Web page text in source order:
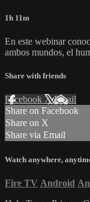
1h 11m
En este webinar
ambos mundos, el
Share with friends
Facebook XEmail
Share on Facebook
Share on X
Share via Email
Watch anywhere,
Fire TV Android